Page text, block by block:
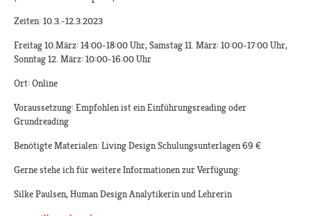
Zeiten: 10.3.-12.3.2023
Freitag 10.März: 14:00-18:00 Uhr, Samstag 11. März: 10:00-17:00 Uhr,
Sonntag 12. März: 10:00-16:00 Uhr
Ort: Online
Voraussetzung: Empfohlen ist ein Einführungsreading oder
Grundreading
Benötigte Materialen: Living Design Schulungsunterlagen 69 €
Gerne stehe ich für weitere Informationen zur Verfügung:
Silke Paulsen, Human Design Analytikerin und Lehrerin